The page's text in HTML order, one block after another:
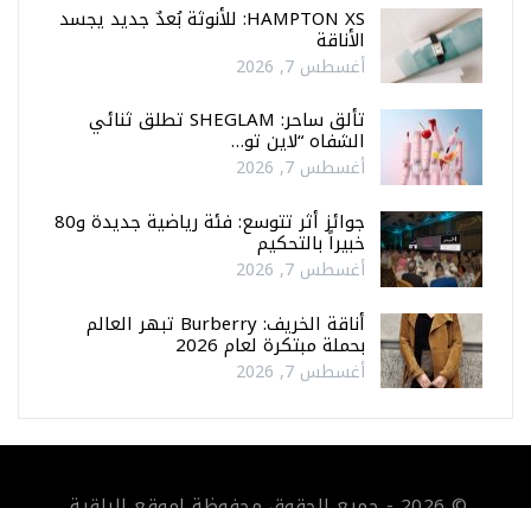
HAMPTON XS: للأنوثة بُعدٌ جديد يجسد
الأناقة
أغسطس 7, 2026
تألق ساحر: SHEGLAM تطلق ثنائي
الشفاه “لاين تو…
أغسطس 7, 2026
جوائز أثر تتوسع: فئة رياضية جديدة و80
خبيراً بالتحكيم
أغسطس 7, 2026
أناقة الخريف: Burberry تبهر العالم
بحملة مبتكرة لعام 2026
أغسطس 7, 2026